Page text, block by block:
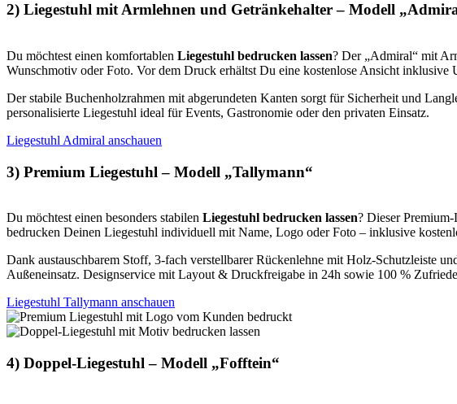
2) Liegestuhl mit Armlehnen und Getränkehalter – Modell
Du möchtest einen komfortablen Liegestuhl bedrucken lassen? Der „Admiral“ mit
Wunschmotiv oder Foto. Vor dem Druck erhältst Du eine kostenlose Ansicht
Der stabile Buchenholzrahmen mit abgerundeten Kanten sorgt für Sicherheit und
personalisierte Liegestuhl ideal für Events, Gastronomie oder den privaten Einsatz.
Liegestuhl Admiral anschauen
3) Premium Liegestuhl – Modell „Tallymann“
Du möchtest einen besonders stabilen Liegestuhl bedrucken lassen? Dieser
bedrucken Deinen Liegestuhl individuell mit Name, Logo oder Foto – inklusive
Dank austauschbarem Stoff, 3-fach verstellbarer Rückenlehne mit Holz-Schutzleiste
Außeneinsatz. Designservice mit Layout & Druckfreigabe in 24h sowie 100 %
Liegestuhl Tallymann anschauen
4) Doppel-Liegestuhl – Modell „Fofftein“